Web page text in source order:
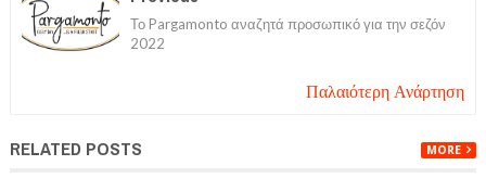
Το Pargamonto αναζητά προσωπικό για την σεζόν
2022
Παλαιότερη Ανάρτηση
RELATED POSTS MORE